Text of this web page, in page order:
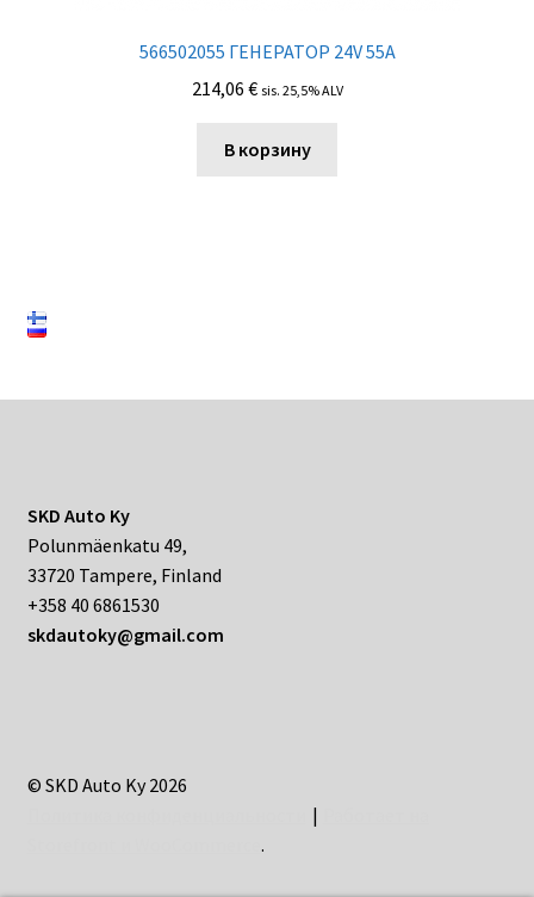
566502055 ГЕНЕРАТОР 24V 55A
214,06 € sis. 25,5% ALV
В корзину
SKD Auto Ky
Polunmäenkatu 49,
33720 Tampere, Finland
+358 40 6861530
skdautoky@gmail.com
© SKD Auto Ky 2026
.